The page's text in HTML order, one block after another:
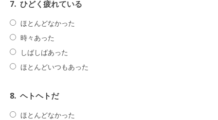
7. ひどく疲れている
ほとんどなかった
時々あった
しばしばあった
ほとんどいつもあった
8. ヘトヘトだ
ほとんどなかった